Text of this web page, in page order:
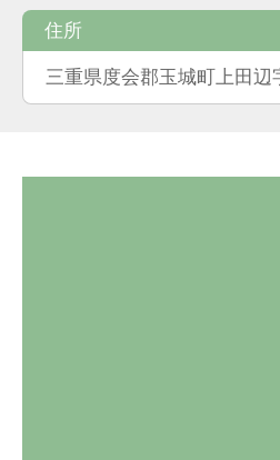
住所
三重県度会郡玉城町上田辺